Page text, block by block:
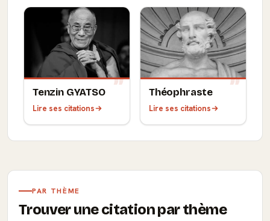
Tenzin GYATSO
Lire ses citations
Théophraste
Lire ses citations
PAR THÈME
Trouver une citation par thème